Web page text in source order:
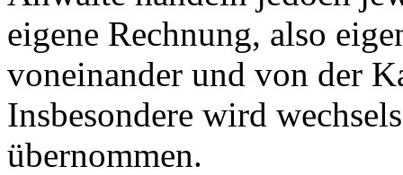
eigene Rechnung, also
voneinander und von der
Insbesondere wird
übernommen.